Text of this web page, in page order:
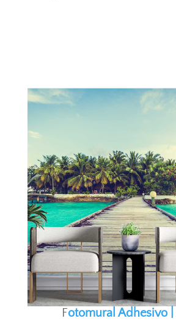
Fotomural Adhesivo |